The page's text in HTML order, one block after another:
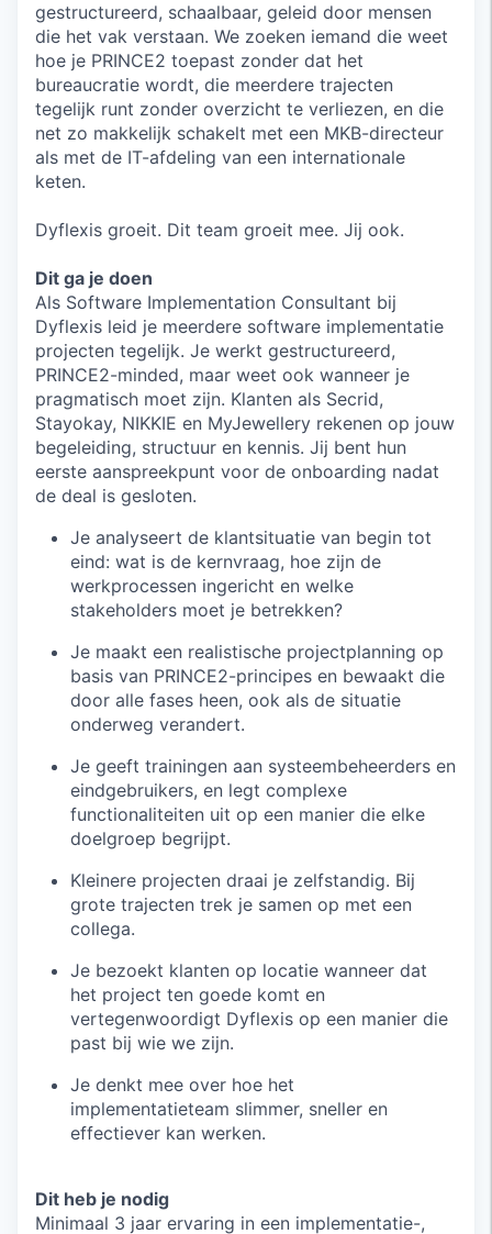
gestructureerd, schaalbaar, geleid door mensen
die het vak verstaan. We zoeken iemand die weet
hoe je PRINCE2 toepast zonder dat het
bureaucratie wordt, die meerdere trajecten
tegelijk runt zonder overzicht te verliezen, en die
net zo makkelijk schakelt met een MKB-directeur
als met de IT-afdeling van een internationale
keten.
Dyflexis groeit. Dit team groeit mee. Jij ook.
Dit ga je doen
Als Software Implementation Consultant bij
Dyflexis leid je meerdere software implementatie
projecten tegelijk. Je werkt gestructureerd,
PRINCE2-minded, maar weet ook wanneer je
pragmatisch moet zijn. Klanten als Secrid,
Stayokay, NIKKIE en MyJewellery rekenen op jouw
begeleiding, structuur en kennis. Jij bent hun
eerste aanspreekpunt voor de onboarding nadat
de deal is gesloten.
Je analyseert de klantsituatie van begin tot
eind: wat is de kernvraag, hoe zijn de
werkprocessen ingericht en welke
stakeholders moet je betrekken?
Je maakt een realistische projectplanning op
basis van PRINCE2-principes en bewaakt die
door alle fases heen, ook als de situatie
onderweg verandert.
Je geeft trainingen aan systeembeheerders en
eindgebruikers, en legt complexe
functionaliteiten uit op een manier die elke
doelgroep begrijpt.
Kleinere projecten draai je zelfstandig. Bij
grote trajecten trek je samen op met een
collega.
Je bezoekt klanten op locatie wanneer dat
het project ten goede komt en
vertegenwoordigt Dyflexis op een manier die
past bij wie we zijn.
Je denkt mee over hoe het
implementatieteam slimmer, sneller en
effectiever kan werken.
Dit heb je nodig
Minimaal 3 jaar ervaring in een implementatie-,